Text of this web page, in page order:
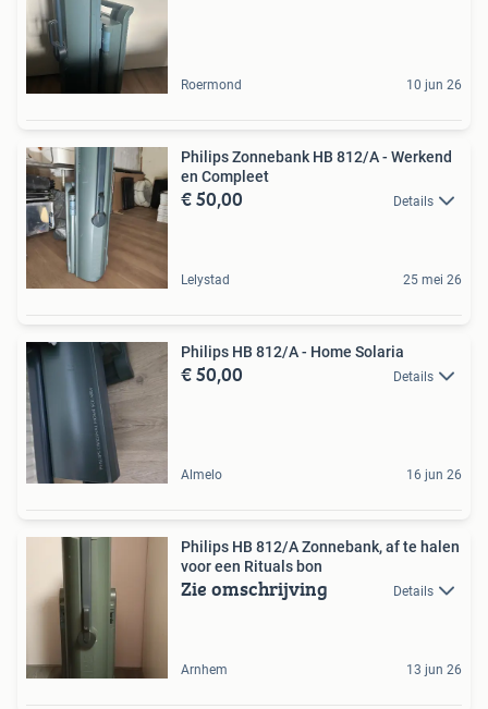
Roermond 10 jun 26
Philips Zonnebank HB 812/A - Werkend
en Compleet
€ 50,00 Details
Lelystad 25 mei 26
Philips HB 812/A - Home Solaria
€ 50,00 Details
Almelo 16 jun 26
Philips HB 812/A Zonnebank, af te halen
voor een Rituals bon
Zie omschrijving Details
Arnhem 13 jun 26